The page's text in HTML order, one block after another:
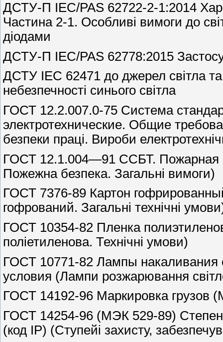
ДСТУ-П IEC/PAS 62722-2-1:2014
Частина 2-1. Особливі вимоги до
діодами
ДСТУ-П IEC/PAS 62778:2015
ДСТУ ІЕС 62471 до джерел світла та
небезпечності синього світла
ГОСТ 12.2.007.0-75 Система
электротехнические. Общие
безпеки праці. Вироби
ГОСТ 12.1.004—91 ССБТ. Пожарная
Пожежна безпека. Загальні вимоги)
ГОСТ 7376-89 Картон
гофрований. Загальні технічні
ГОСТ 10354-82 Пленка
поліетиленова. Технічні умови)
ГОСТ 10771-82 Лампы накаливания
условия (Лампи розжарювання
ГОСТ 14192-96 Маркировка грузов
ГОСТ 14254-96 (МЭК 529-89)
(код IP) (Ступейі захисту,